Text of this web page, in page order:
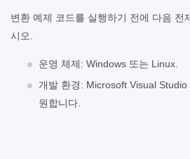
변환 예제 코드를 실행하기 전에 다음 전
시오.
운영 체제: Windows 또는 Linux.
개발 환경: Microsoft Visual
원합니다.